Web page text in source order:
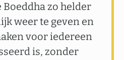
zo helder
weer te geven en
voor iedereen
is, zonder